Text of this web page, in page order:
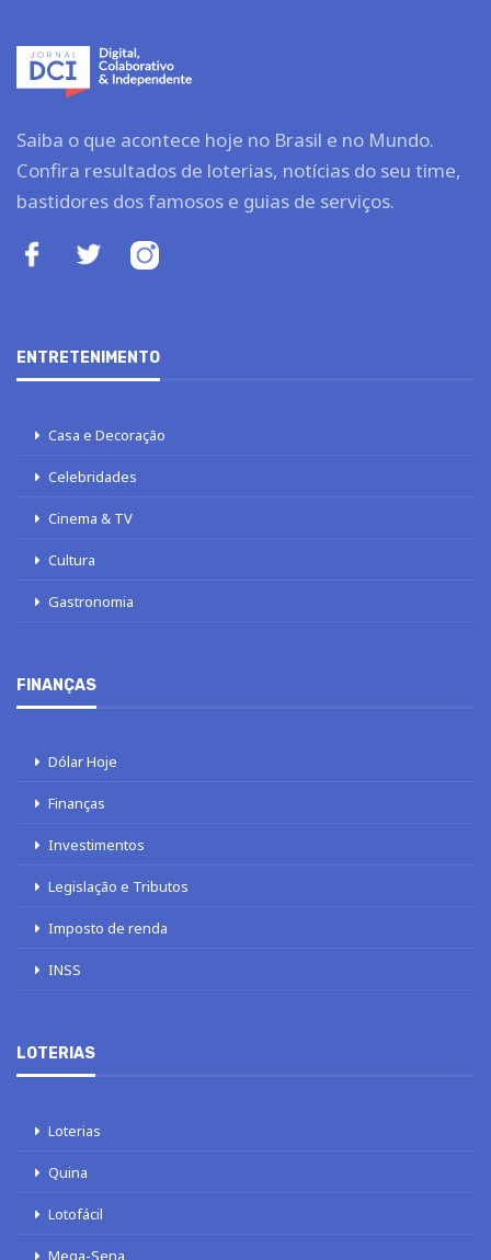
Saiba o que acontece hoje no Brasil e no Mundo.
Confira resultados de loterias, notícias do seu time,
bastidores dos famosos e guias de serviços.
ENTRETENIMENTO
Casa e Decoração
Celebridades
Cinema & TV
Cultura
Gastronomia
FINANÇAS
Dólar Hoje
Finanças
Investimentos
Legislação e Tributos
Imposto de renda
INSS
LOTERIAS
Loterias
Quina
Lotofácil
Mega-Sena